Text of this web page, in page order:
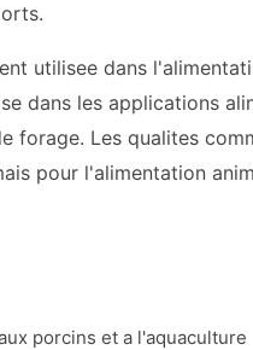
utilisee dans
dans les applications
forage. Les qualites
pour l'alimentation
porcins et a l'aquaculture